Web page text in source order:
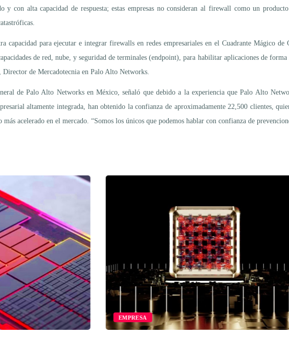
y con alta capacidad de respuesta; estas empresas no consideran al firewall como un
capacidad para ejecutar e integrar firewalls en redes empresariales en el Cuadrante Mágico
de red, nube, y seguridad de terminales (endpoint), para habilitar aplicaciones de
Director de Mercadotecnia en Palo Alto Networks.
de Palo Alto Networks en México, señaló que debido a la experiencia que Palo Alto
altamente integrada, han obtenido la confianza de aproximadamente 22,500 clientes,
acelerado en el mercado. “Somos los únicos que podemos hablar con confianza de
EMPRESA